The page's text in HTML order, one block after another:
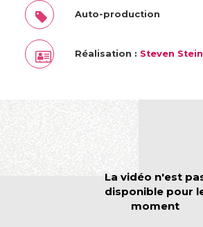
Auto-production
Réalisation : Steven Stein